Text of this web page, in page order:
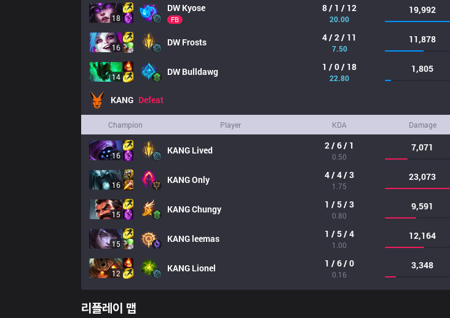
18
DW Kyose
FB
8 / 1 / 12
20.00
19,992
16 DW Frosts 4 / 2 / 11
7.50
11,878
14 DW Bulldawg 1 / 0 / 18
22.80
1,805
KANG Defeat
Champion Player KDA Damage
16 KANG Lived 2 / 6 / 1
0.50
7,071
16 KANGOnly 4 / 4 / 3
1.75
23,073
15 KANGChungy 1 / 5 / 3
0.80
9,591
15 KANGleemas 1 / 5 / 4
1.00
12,164
12 KANG Lionel 1 / 6 / 0
0.16
3,348
리플레이 맵